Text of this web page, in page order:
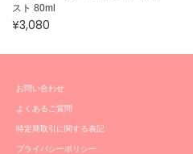
スト 80ml
¥3,080
お問い合わせ
よくあるご質問
特定商取引に関する表記
プライバシーポリシー